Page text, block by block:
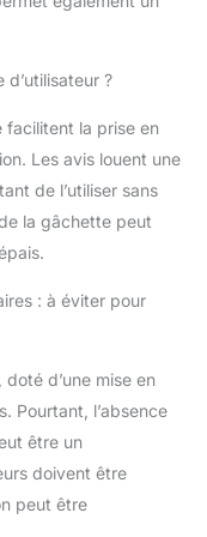
perches
taille-haie
être utilisé
tandis
être
difficiles
de
SANS
haie
TEENO
d'un moteur
?
facilitent la prise en
Les avis louent une
de l’utiliser sans
la gâchette peut
: à éviter pour
d’une mise en
Pourtant, l’absence
être un
doivent être
peut être